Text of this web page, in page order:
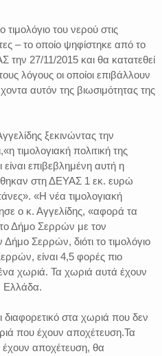
του νερού στις
– το οποίο ψηφίστηκε από το
την 27/11/2015 και θα κατατεθεί
λόγους οι οποίοι επιβάλλουν
αυτόν της βιωσιμότητας της
ξεκινώντας την
τιμολογιακή πολιτική της
επιβεβλημένη αυτή η
στη ΔΕΥΑΣ 1 εκ. ευρώ
«Η νέα τιμολογιακή
ο κ. Αγγελίδης, «αφορά τα
Δήμο Σερρών με τον
Σερρών, διότι το τιμολόγιο
είναι 4,5 φορές πιο
χωριά. Τα χωριά αυτά έχουν
Ελλάδα.
διαφορετικό στα χωριά που δεν
που έχουν αποχέτευση.Τα
αποχέτευση, θα